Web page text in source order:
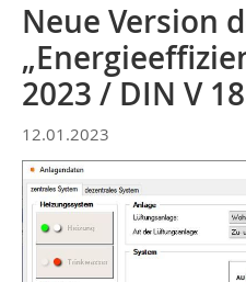
Neue Version
2023 / DIN V
12.01.2023